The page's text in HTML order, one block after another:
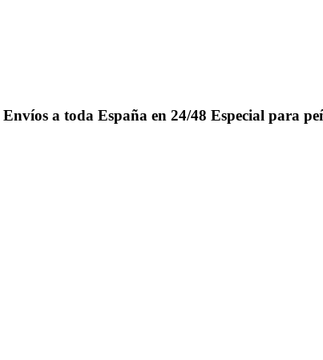
Envíos a toda España en 24/48 Especial para